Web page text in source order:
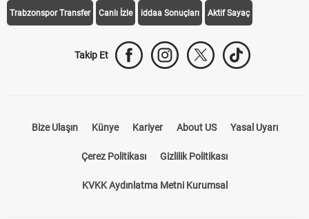
Trabzonspor Transfer Canlı İzle iddaa Sonuçları Aktif Sayaç
Takip Et
Bize Ulaşın Künye Kariyer About US Yasal Uyarı
Çerez Politikası Gizlilik Politikası
KVKK Aydınlatma Metni Kurumsal